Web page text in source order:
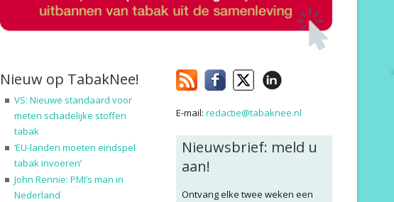
Nieuw op TabakNee!
VS: Nieuwe standaard voor
meten schadelijke stoffen
tabak
‘EU-landen moeten eindspel
tabak invoeren’
John Rennie: PMI’s man in
Nederland
E-mail:redactie@tabaknee.nl
Nieuwsbrief: meld u
aan!
Ontvang elke twee weken een